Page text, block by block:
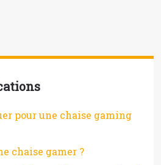
pour une chaise gaming
chaise gamer ?